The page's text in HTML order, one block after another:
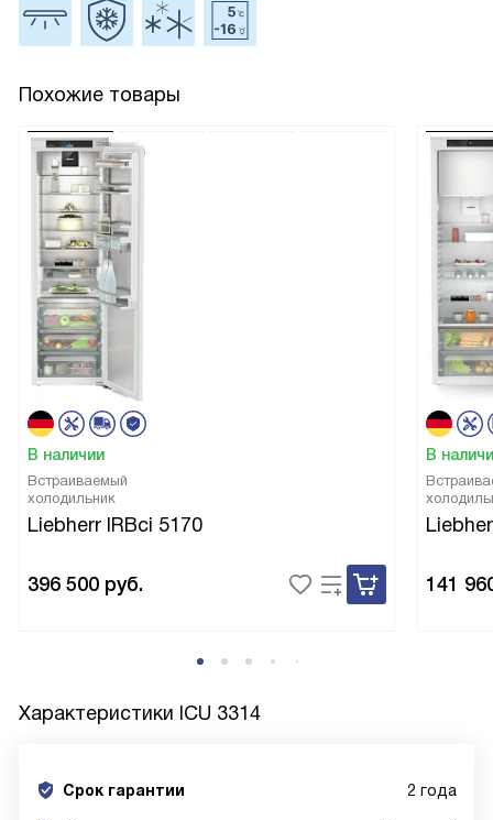
Похожие товары
В наличии
Встраиваемый
холодильник
Liebherr IRBci 5170
396 500 руб.
В
141
Характеристики ICU 3314
Срок гарантии 2 года